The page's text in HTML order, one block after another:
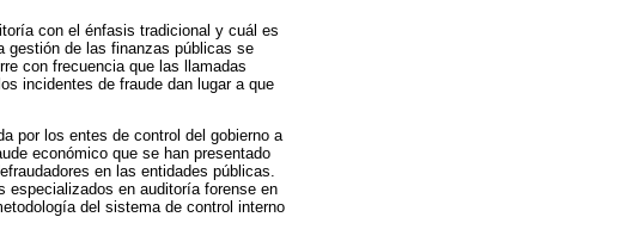
con el énfasis tradicional y cuál es
gestión de las finanzas públicas se
con frecuencia que las llamadas
incidentes de fraude dan lugar a que
por los entes de control del gobierno a
económico que se han presentado
en las entidades públicas.
especializados en auditoría forense en
del sistema de control interno